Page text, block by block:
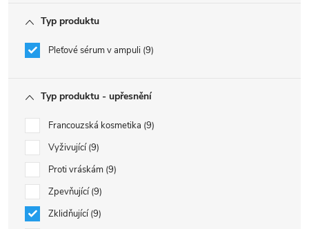
Typ produktu
Pleťové sérum v ampuli 9
Typ produktu - upřesnění
Francouzská kosmetika 9
Vyživující 9
Proti vráskám 9
Zpevňující 9
Zklidňující 9